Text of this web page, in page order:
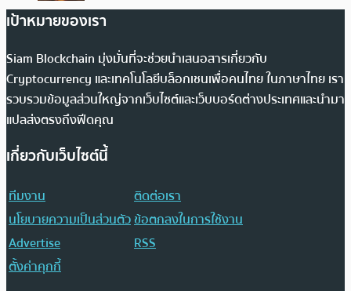
เป้าหมายของเรา
Siam Blockchain มุ่งมั่นที่จะช่วยนำเสนอสารเกี่ยวกับ
Cryptocurrency และเทคโนโลยีบล็อกเชนเพื่อคนไทย ในภาษาไทย เรา
รวบรวมข้อมูลส่วนใหญ่จากเว็บไซต์และเว็บบอร์ดต่างประเทศและนำมา
แปลส่งตรงถึงฟีดคุณ
เกี่ยวกับเว็บไซต์นี้
ทีมงาน
ติดต่อเรา
นโยบายความเป็นส่วนตัวข้อตกลงในการใช้งาน
Advertise
RSS
ตั้งค่าคุกกี้